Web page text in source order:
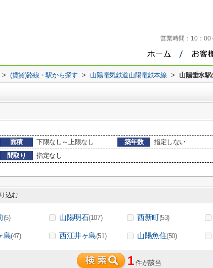
営業時間： 10：
> (賃貸)路線・駅から探す > 山陽電気鉄道山陽電鉄本線 > 山陽垂水駅
面積 下限なし～上限なし 築年数
指定しない
間取り
指定なし
込む
(5) 山陽明石(107) 西新町(53)
島(47) 西江井ヶ島(51) 山陽魚住(50)
1 件が該当